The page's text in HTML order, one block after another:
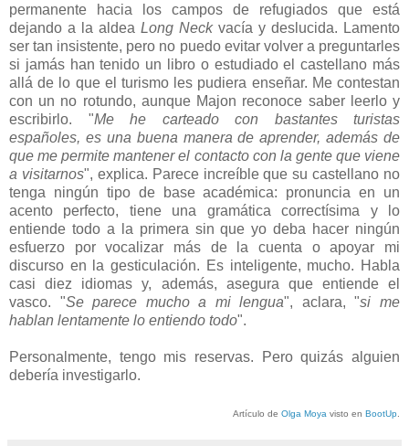
permanente hacia los campos de refugiados que está
dejando a la aldea Long Neckvacía y deslucida. Lamento
ser tan insistente, pero no puedo evitar volver a preguntarles
si jamás han tenido un libro o estudiado el castellano más
allá de lo que el turismo les pudiera enseñar. Me contestan
con un no rotundo, aunque Majon reconoce saber leerlo y
escribirlo. "Me he carteado con bastantes turistas
españoles, es una buena manera de aprender, además de
que me permite mantener el contacto con la gente que viene
a visitarnos", explica. Parece increíble que su castellano no
tenga ningún tipo de base académica: pronuncia en un
acento perfecto, tiene una gramática correctísima y lo
entiende todo a la primera sin que yo deba hacer ningún
esfuerzo por vocalizar más de la cuenta o apoyar mi
discurso en la gesticulación. Es inteligente, mucho. Habla
casi diez idiomas y, además, asegura que entiende el
vasco. "Se parece mucho a mi lengua", aclara, "si me
hablan lentamente lo entiendo todo".
Personalmente, tengo mis reservas. Pero quizás alguien
debería investigarlo.
Artículo de Olga Moya visto en BootUp